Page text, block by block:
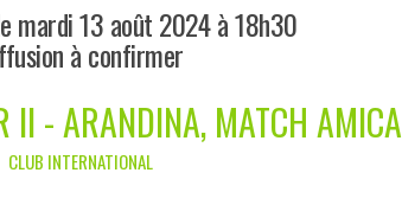
mardi 13 août 2024 à 18h30
à confirmer
II - ARANDINA, MATCH
CLUB INTERNATIONAL